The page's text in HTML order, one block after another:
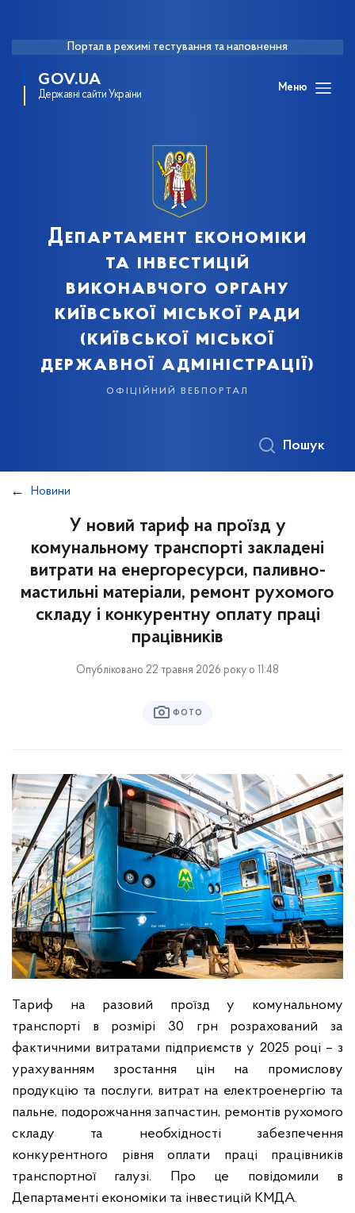
Портал в режимі тестування та наповнення
GOV.UA
Державні сайти України
Меню
Департамент економіки
та інвестицій
виконавчого органу
київської міської ради
(київської міської
державної адміністрації)
офіційний вебпортал
Пошук
Новини
У новий тариф на проїзд у
комунальному транспорті закладені
витрати на енергоресурси, паливно-
мастильні матеріали, ремонт рухомого
складу і конкурентну оплату праці
працівників
Опубліковано 22 травня 2026 року о 11:48
ФОТО
Тариф на разовий проїзд у комунальному
транспорті в розмірі 30 грн розрахований за
фактичними витратами підприємств у 2025 році – з
урахуванням зростання цін на промислову
продукцію та послуги, витрат на електроенергію та
пальне, подорожчання запчастин, ремонтів рухомого
складу та необхідності забезпечення
конкурентного рівня оплати праці працівників
транспортної галузі. Про це повідомили в
Департаменті економіки та інвестицій КМДА.